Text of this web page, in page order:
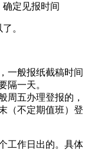
定见报时间
。
一般报纸截稿时间
隔一天。
周五办理登报的，
（不定期值班）登
工作日出的。具体